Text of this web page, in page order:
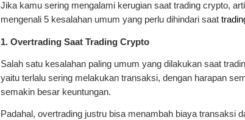
Jika kamu sering mengalami kerugian saat trading crypto,
mengenali 5 kesalahan umum yang perlu dihindari saat
1. Overtrading Saat Trading Crypto
Salah satu kesalahan paling umum yang dilakukan saat
yaitu terlalu sering melakukan transaksi, dengan harapan
semakin besar keuntungan.
Padahal, overtrading justru bisa menambah biaya transaksi